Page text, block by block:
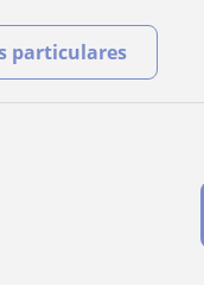
particulares